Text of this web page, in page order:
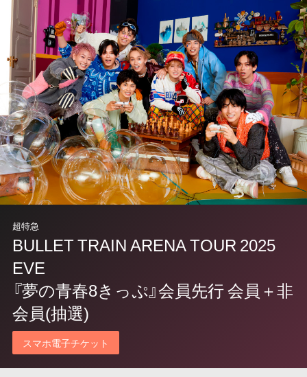
超特急
BULLET TRAIN ARENA TOUR 2025
EVE
『夢の青春8きっぷ』会員先行 会員＋非
会員(抽選)
スマホ電子チケット